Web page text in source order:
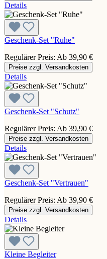
Details
Geschenk-Set "Ruhe"
Regulärer Preis: Ab 39,90 €
Preise zzgl. Versandkosten
Details
Geschenk-Set "Schutz"
Regulärer Preis: Ab 39,90 €
Preise zzgl. Versandkosten
Details
Geschenk-Set "Vertrauen"
Regulärer Preis: Ab 39,90 €
Preise zzgl. Versandkosten
Details
Kleine Begleiter